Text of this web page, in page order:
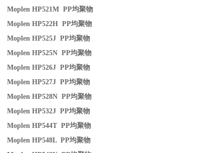
Moplen HP521M PP均聚物
Moplen HP522H PP均聚物
Moplen HP525J PP均聚物
Moplen HP525N PP均聚物
Moplen HP526J PP均聚物
Moplen HP527J PP均聚物
Moplen HP528N PP均聚物
Moplen HP532J PP均聚物
Moplen HP544T PP均聚物
Moplen HP548L PP均聚物